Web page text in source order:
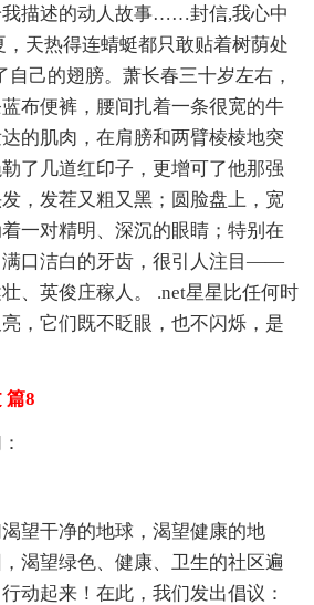
我描述的动人故事……封信,我心中
天热得连蜻蜓都只敢贴着树荫处
自己的翅膀。萧长春三十岁左右，
布便裤，腰间扎着一条很宽的牛
的肌肉，在肩膀和两臂棱棱地突
了几道红印子，更增可了他那强
，发茬又粗又黑；圆脸盘上，宽
一对精明、深沉的眼睛；特别在
满口洁白的牙齿，很引人注目——
、英俊庄稼人。 .net星星比任何时
，它们既不眨眼，也不闪烁，是
篇8
望干净的地球，渴望健康的地
渴望绿色、健康、卫生的社区遍
动起来！在此，我们发出倡议：